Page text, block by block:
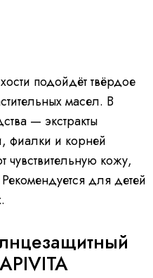
подойдёт твёрдое
масел. В
— экстракты
фиалки и корней
чувствительную кожу,
для детей